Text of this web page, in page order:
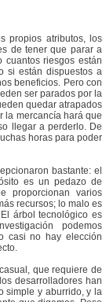
propios atributos, los
de tener que parar a
cuantos riesgos están
si están dispuestos a
beneficios. Pero con
ser parados por la
quedar atrapados
la mercancía hará que
llegar a perderlo. De
horas para poder
bastante: el
es un pedazo de
proporcionan varios
recursos; lo malo es
árbol tecnológico es
podemos
casi no hay elección
que requiere de
desarrolladores han
simple y aburrido, y la